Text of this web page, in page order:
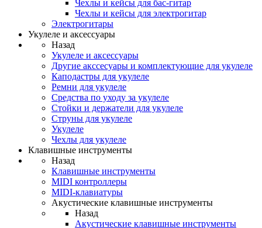
Чехлы и кейсы для бас-гитар
Чехлы и кейсы для электрогитар
Электрогитары
Укулеле и аксессуары
Назад
Укулеле и аксессуары
Другие акссесуары и комплектующие для укулеле
Каподастры для укулеле
Ремни для укулеле
Средства по уходу за укулеле
Стойки и держатели для укулеле
Струны для укулеле
Укулеле
Чехлы для укулеле
Клавишные инструменты
Назад
Клавишные инструменты
MIDI контроллеры
MIDI-клавиатуры
Акустические клавишные инструменты
Назад
Акустические клавишные инструменты